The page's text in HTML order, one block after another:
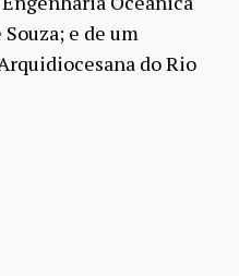
e de um
do Rio